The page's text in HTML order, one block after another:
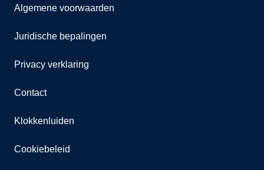
Algemene voorwaarden
Juridische bepalingen
Privacy verklaring
Contact
Klokkenluiden
Cookiebeleid